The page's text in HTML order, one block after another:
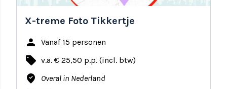
X-treme Foto Tikkertje
person Vanaf 15 personen
local_offer v.a. € 25,50 p.p. (incl. btw)
where_to_vote Overal in Nederland